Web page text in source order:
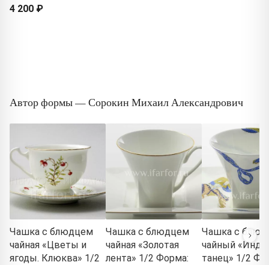
4 200 ₽
Автор формы — Сорокин Михаил Александрович
Чашка с блюдцем
чайная «Цветы и
ягоды. Клюква» 1/2
Чашка с блюдцем
чайная «Золотая
лента» 1/2 Форма:
Чашка с
чайный
танец» 1/2